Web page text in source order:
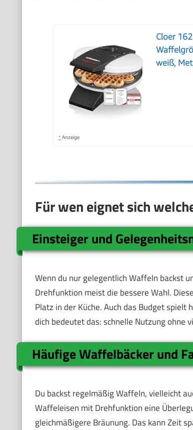
Cloer
weiß,
* Anzeige
Für wen eignet sich
Einsteiger und
Wenn du nur gelegentlich Waffeln backst
Drehfunktion meist die bessere Wahl.
Platz in der Küche. Auch das Budget
dich bedeutet das: schnelle Nutzung ohne
Häufige Waffelbäcker und
Du backst regelmäßig Waffeln, vielleicht
Waffeleisen mit Drehfunktion eine
gleichmäßigere Bräunung. Das kann Zeit